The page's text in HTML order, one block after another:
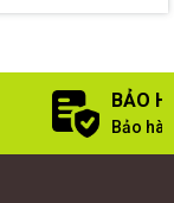
BẢO
Bảo